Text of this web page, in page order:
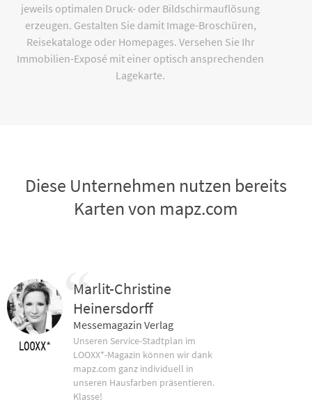
jeweils optimalen Druck- oder Bildschirmauflösung
erzeugen. Gestalten Sie damit Image-Broschüren,
Reisekataloge oder Homepages. Versehen Sie Ihr
Immobilien-Exposé mit einer optisch ansprechenden
Lagekarte.
Diese Unternehmen nutzen bereits
Karten von mapz.com
Marlit-Christine
Heinersdorff
Messemagazin Verlag
Unseren Service-Stadtplan im
LOOXX*-Magazin können wir dank
mapz.com ganz individuell in
unseren Hausfarben präsentieren.
Klasse!